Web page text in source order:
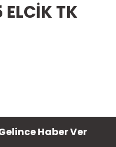
TK
Haber Ver